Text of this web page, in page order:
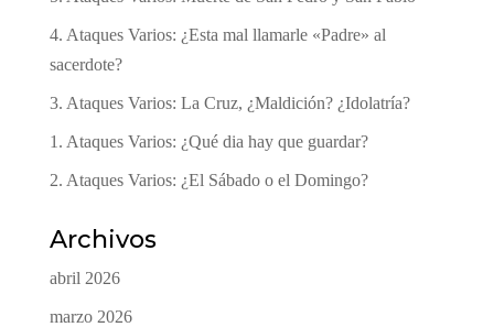
4. Ataques Varios: ¿Esta mal llamarle «Padre» al
sacerdote?
3. Ataques Varios: La Cruz, ¿Maldición? ¿Idolatría?
1. Ataques Varios: ¿Qué dia hay que guardar?
2. Ataques Varios: ¿El Sábado o el Domingo?
Archivos
abril 2026
marzo 2026